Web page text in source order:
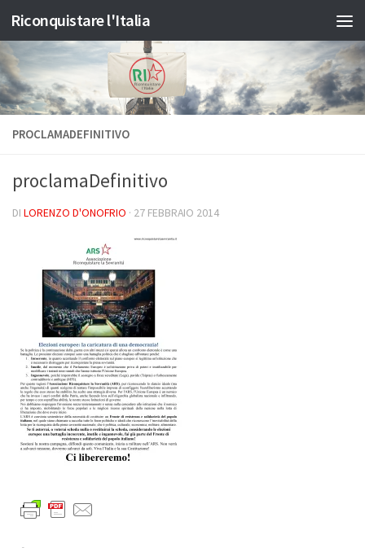
Salta al contenuto
Riconquistare l'Italia
PROCLAMADEFINITIVO
proclamaDefinitivo
DI LORENZO D'ONOFRIO · 27 FEBBRAIO 2014